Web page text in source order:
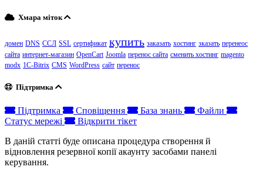
Хмара міток
домен DNS ССЛ SSL сертификат купить заказать хостинг зказать перенеос
сайта интернет-магазин OpenCart Joomla перенос сайта сменить хостинг magento
modx 1C-Bitrix CMS WordPress сайт перенос
Підтримка
Підтримка Сповіщення База знань
Файли
Статус мережі
Відкрити тікет
В даній статті буде описана процедура створення й
відновлення резервної копії акаунту засобами панелі
керування.